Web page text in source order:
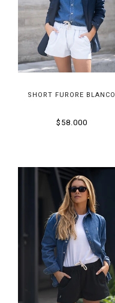
SHORT FURORE BLANCO
$58.000